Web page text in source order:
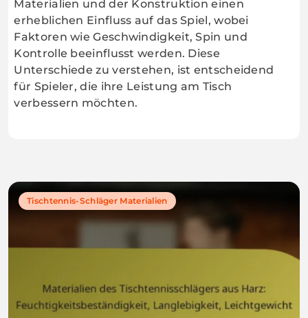
Materialien und der Konstruktion einen
erheblichen Einfluss auf das Spiel, wobei
Faktoren wie Geschwindigkeit, Spin und
Kontrolle beeinflusst werden. Diese
Unterschiede zu verstehen, ist entscheidend
für Spieler, die ihre Leistung am Tisch
verbessern möchten.
Tischtennis-Schläger Materialien